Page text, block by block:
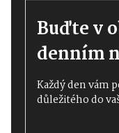
Buďte v
denním
Každý den vám
důležitého do